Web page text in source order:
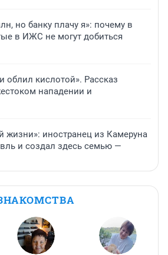
но банку плачу я»: почему в
в ИЖС не могут добиться
облил кислотой». Рассказ
нападении и
жизни»: иностранец из Камеруна
и создал здесь семью —